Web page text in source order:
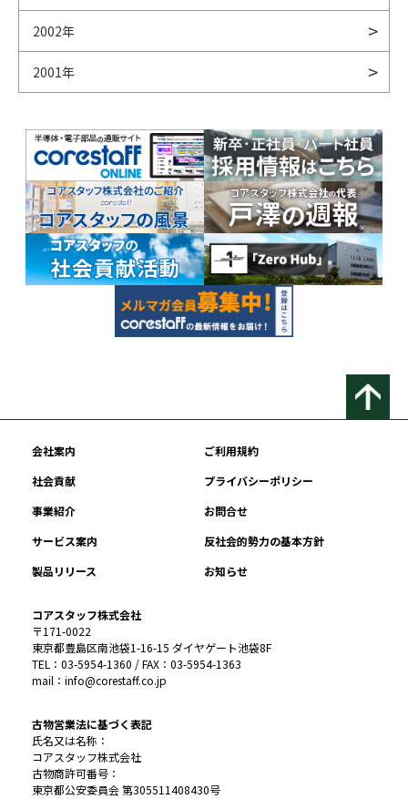
2002年
2001年
会社案内
ご利用規約
社会貢献
プライバシーポリシー
事業紹介
お問合せ
サービス案内
反社会的勢力の基本方針
製品リリース
お知らせ
コアスタッフ株式会社
〒171-0022
東京都豊島区南池袋1-16-15 ダイヤゲート池袋8F
TEL：03-5954-1360 / FAX：03-5954-1363
mail：info@corestaff.co.jp
古物営業法に基づく表記
氏名又は名称：
コアスタッフ株式会社
古物商許可番号：
東京都公安委員会 第305511408430号